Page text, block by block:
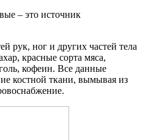
– это источник
рук, ног и других частей тела
красные сорта мяса,
кофеин. Все данные
костной ткани, вымывая из